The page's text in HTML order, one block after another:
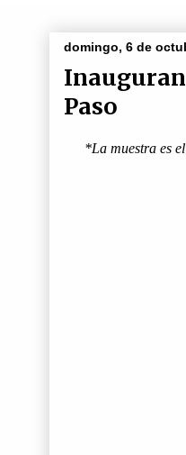
domingo, 6 de
Paso
*La muestra es